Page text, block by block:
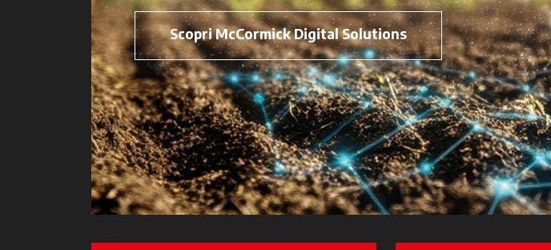
Scopri McCormick Digital Solutions